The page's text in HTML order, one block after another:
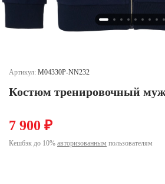
Северная Осетия (2)
Смоленская область (1)
Ставропольский край (5)
Тюменская область (3)
Артикул: M04330P-NN232
Костюм тренировочный
7 900 ₽
Кешбэк до 10% авторизованным пользователям